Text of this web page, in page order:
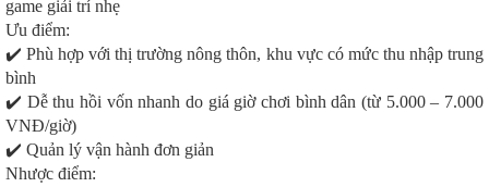
game giải trí nhẹ
Ưu điểm:
✔️ Phù hợp với thị trường nông thôn, khu vực có mức thu nhập trung
bình
✔️ Dễ thu hồi vốn nhanh do giá giờ chơi bình dân (từ 5.000 – 7.000
VNĐ/giờ)
✔️ Quản lý vận hành đơn giản
Nhược điểm: